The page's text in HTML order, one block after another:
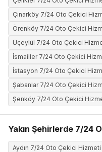
Çınarköy 7/24 Oto Çekici
Örenköy 7/24 Oto Çekici
Üçeylül 7/24 Oto Çekici
İsmailler 7/24 Oto Çekici
İstasyon 7/24 Oto Çekici
Şabanlar 7/24 Oto Çekici
Şenköy 7/24 Oto Çekici
Yakın Şehirlerde 7/24
Aydın 7/24 Oto Çekici Hizmeti